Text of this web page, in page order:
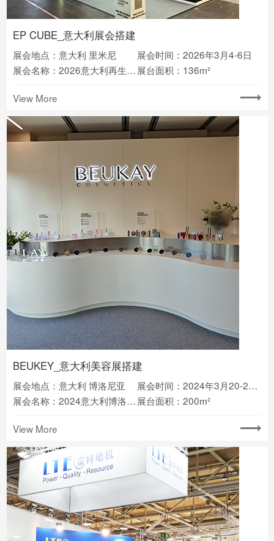
EP CUBE_意大利展会搭建
展会地点：意大利 里米尼
展会时间：2026年3月4-6日
展会名称：2026意大利再生能源展Key energy 展台面积：136m²
View More
BEUKEY_意大利美容展搭建
展会地点：意大利 博洛尼亚
展会时间：2024年3月20-23日
展会名称：2024意大利博洛尼亚国际美容展 展台面积：200m²
View More